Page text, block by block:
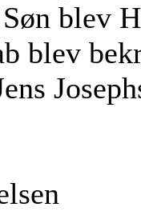
Søn blev
blev